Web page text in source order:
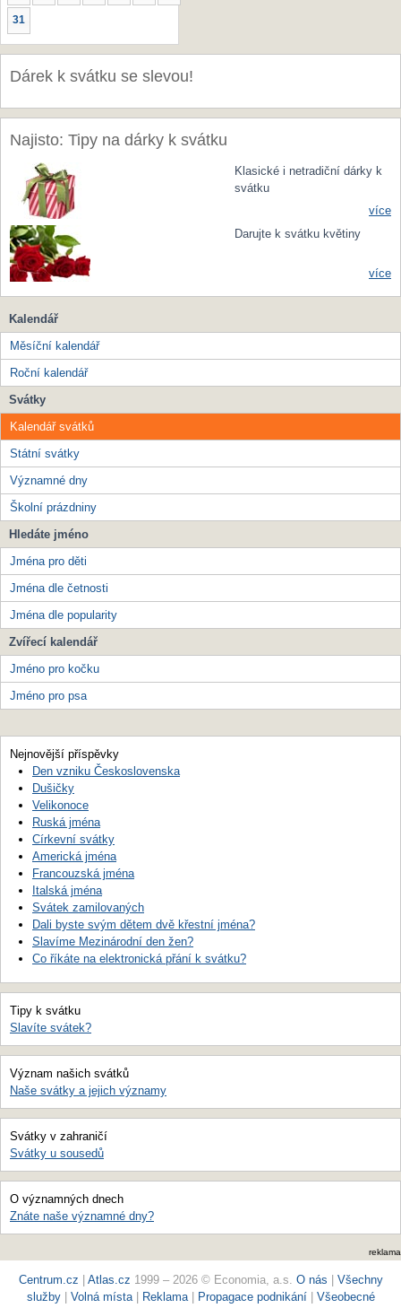
31
Dárek k svátku se slevou!
Najisto: Tipy na dárky k svátku
Klasické i netradiční dárky k
svátku
více
Darujte k svátku květiny
více
Kalendář
Měsíční kalendář
Roční kalendář
Svátky
Kalendář svátků
Státní svátky
Významné dny
Školní prázdniny
Hledáte jméno
Jména pro děti
Jména dle četnosti
Jména dle popularity
Zvířecí kalendář
Jméno pro kočku
Jméno pro psa
Nejnovější příspěvky
Den vzniku Československa
Dušičky
Velikonoce
Ruská jména
Církevní svátky
Americká jména
Francouzská jména
Italská jména
Svátek zamilovaných
Dali byste svým dětem dvě křestní jména?
Slavíme Mezinárodní den žen?
Co říkáte na elektronická přání k svátku?
Tipy k svátku
Slavíte svátek?
Význam našich svátků
Naše svátky a jejich významy
Svátky v zahraničí
Svátky u sousedů
O významných dnech
Znáte naše významné dny?
reklama
Centrum.cz | Atlas.cz 1999 – 2026 © Economia, a.s. O nás | Všechny
služby | Volná místa| Reklama | Propagace podnikání| Všeobecné